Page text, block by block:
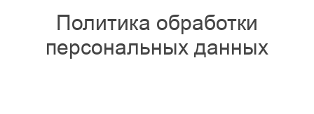
Политика обработки
персональных данных